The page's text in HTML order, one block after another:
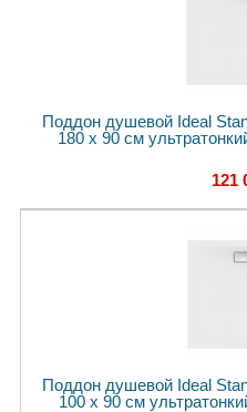
Поддон душевой Ideal
180 x 90 см
121
Поддон душевой Ideal
100 x 90 см